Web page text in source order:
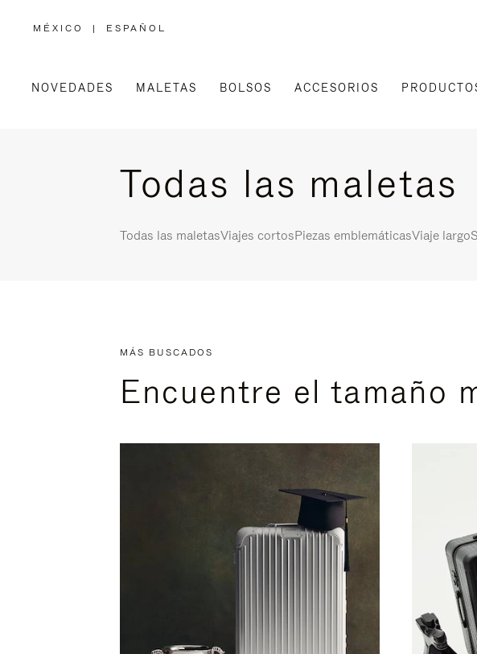
MÉXICO
,
| ESPAÑOL
NOVEDADES MALETAS BOLSOS ACCESORIOS
Todas las maletas
Todas las maletasViajes cortosPiezas emblemáticasViaje largo
MÁS BUSCADOS
Encuentre el tamaño